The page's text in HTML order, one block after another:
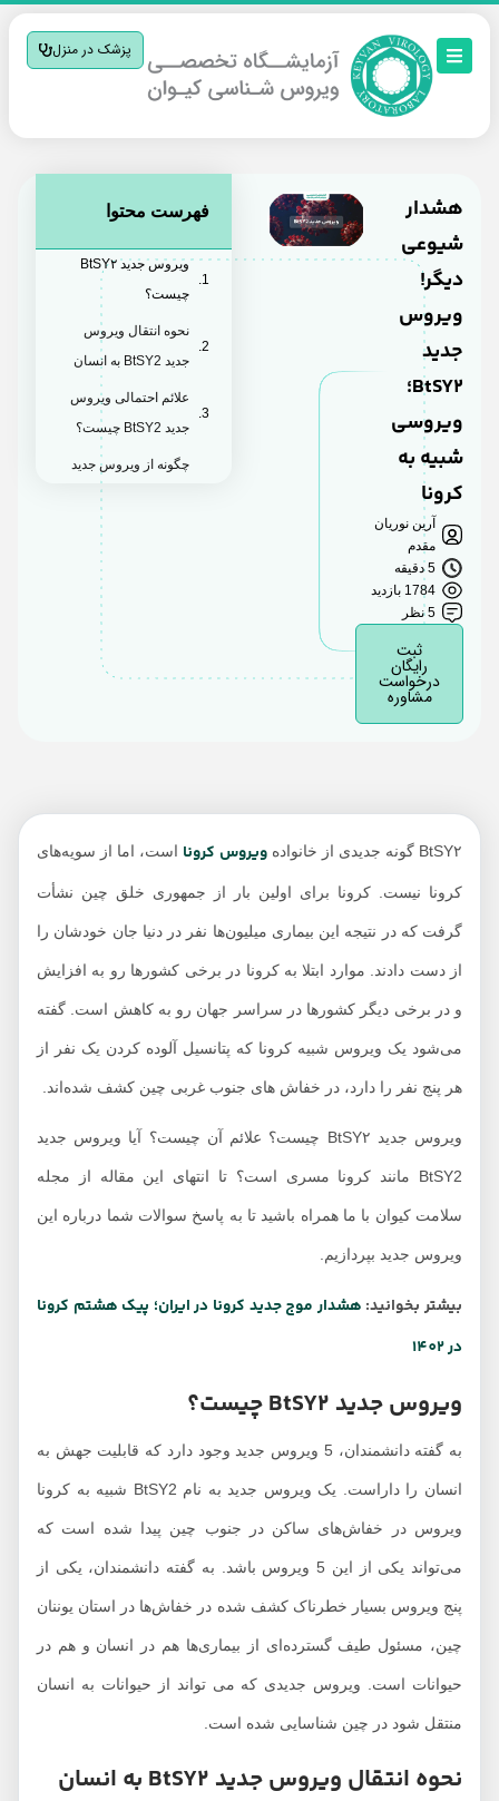
پزشک در منزل
هشدار
شیوعی
دیگر!
ویروس
جدید
BtSY2؛
ویروسی
شبیه به
کرونا
آرین نوریان
مقدم
5 دقیقه
1784 بازدید
5 نظر
رایگان
درخواست
مشاوره
فهرست محتوا
ویروس جدید BtSY۲
چیست؟
نحوه انتقال ویروس
علائم احتمالی ویروس
چگونه از ویروس جدید
BtSY۲ گونه جدیدی از خانواده ویروس کرونا است، اما از سویه‌های
کرونا نیست. کرونا برای اولین بار از جمهوری خلق چین نشأت
گرفت که در نتیجه این بیماری میلیون‌ها نفر در دنیا جان خودشان را
از دست دادند. موارد ابتلا به کرونا در برخی کشورها رو به افزایش
و در برخی دیگر کشورها در سراسر جهان رو به کاهش است. گفته
می‌شود یک ویروس شبیه کرونا که پتانسیل آلوده کردن یک نفر از
هر پنج نفر را دارد، در خفاش های جنوب غربی چین کشف شده‌اند.
ویروس جدید BtSY۲ چیست؟ علائم آن چیست؟ آیا ویروس جدید
BtSY2 مانند کرونا مسری است؟ تا انتهای این مقاله از مجله
سلامت کیوان با ما همراه باشید تا به پاسخ سوالات شما درباره این
ویروس جدید بپردازیم.
بیشتر بخوانید:هشدار موج جدید کرونا در ایران؛ پیک هشتم کرونا
ویروس جدید BtSY۲ چیست؟
به گفته دانشمندان، 5 ویروس جدید وجود دارد که قابلیت جهش به
انسان را داراست. یک ویروس جدید به نام BtSY2 شبیه به کرونا
ویروس در خفاش‌های ساکن در جنوب چین پیدا شده است که
می‌تواند یکی از این 5 ویروس باشد. به گفته دانشمندان، یکی از
پنج ویروس بسیار خطرناک کشف شده در خفاش‌ها در استان یوننان
چین، مسئول طیف گسترده‌ای از بیماری‌ها هم در انسان و هم در
حیوانات است. ویروس جدیدی که می تواند از حیوانات به انسان
منتقل شود در چین شناسایی شده است.
نحوه انتقال ویروس جدید BtSY2 به انسان